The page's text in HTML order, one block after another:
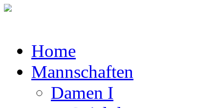
Home
Mannschaften
Damen I